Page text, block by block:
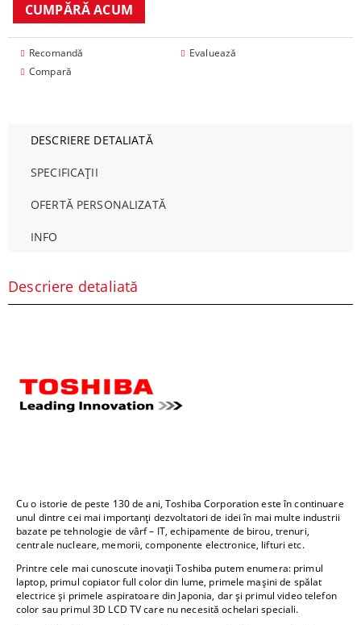
Recomandă
Evaluează
Compară
DESCRIERE DETALIATĂ
SPECIFICAȚII
OFERTĂ PERSONALIZATĂ
INFO
Descriere detaliată
Cu o istorie de peste 130 de ani, Toshiba Corporation este în continuare
unul dintre cei mai importanți dezvoltatori de idei în mai multe industrii
bazate pe tehnologie de vârf – IT, echipamente de birou, trenuri,
centrale nucleare, memorii, componente electronice, lifturi etc.
Printre cele mai cunoscute inovații Toshiba putem enumera: primul
laptop, primul copiator full color din lume, primele mașini de spălat
electrice și primele aspiratoare din Japonia, dar și primul video telefon
color sau primul 3D LCD TV care nu necesită ochelari speciali.